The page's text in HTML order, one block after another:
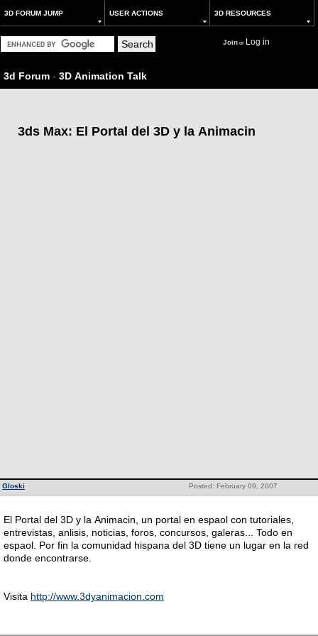
3D FORUM JUMP USER ACTIONS 3D RESOURCES
Joinor Log in
3d Forum - 3D Animation Talk
3ds Max: El Portal del 3D y la Animacin
Posted: February 09, 2007
Gloski
El Portal del 3D y la Animacin, un portal en espaol con tutoriales,
entrevistas, anlisis, noticias, foros, concursos, galeras... Todo en
espaol. Por fin la comunidad hispana del 3D tiene un lugar en la red
donde encontrarse.
Visita http://www.3dyanimacion.com